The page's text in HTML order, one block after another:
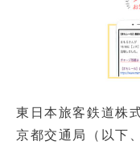
東日本旅客鉄道株
京都交通局（以下